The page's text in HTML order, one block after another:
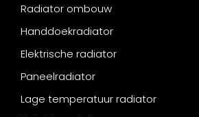
Radiator ombouw
Handdoekradiator
Elektrische radiator
Paneelradiator
Lage temperatuur radiator